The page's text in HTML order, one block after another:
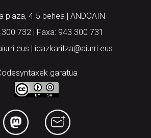
plaza, 4-5 behea | ANDOAIN
300 732 | Faxa: 943 300 731
| idazkaritza@aiurri.eus
garatua